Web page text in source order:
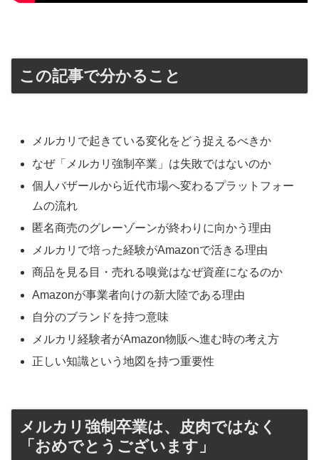
この記事で分かること
メルカリで起きている変化をどう捉えるべきか
なぜ「メルカリ強制卒業」は失敗ではないのか
個人バザールから近代市場へ変わるプラットフォー
ムの流れ
匿名商売のグレーゾーンが終わりに向かう理由
メルカリで培った経験がAmazonで活きる理由
商品を見る目・売れる嗅覚はなぜ資産になるのか
Amazonが事業者向けの新大陸である理由
自分のブランドを持つ意味
メルカリ経験者がAmazon物販へ進む時の考え方
正しい知識という地図を持つ重要性
メルカリ強制卒業は、皮肉ではなく
「おめでとうございます」